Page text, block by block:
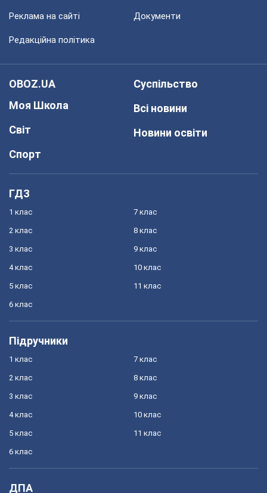
Реклама на сайті Документи
Редакційна політика
OBOZ.UA
Моя Школа
Світ
Спорт
Суспільство
Всі новини
Новини освіти
ГДЗ
1 клас
2 клас
3 клас
4 клас
5 клас
6 клас
7 клас
8 клас
9 клас
10 клас
11 клас
Підручники
1 клас
2 клас
3 клас
4 клас
5 клас
6 клас
7 клас
8 клас
9 клас
10 клас
11 клас
ДПА